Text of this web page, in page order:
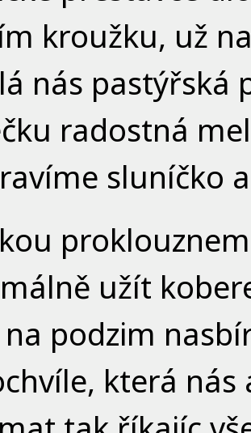
kroužku, už
nás pastýřská
radostná
sluníčko
užít
podzim
která